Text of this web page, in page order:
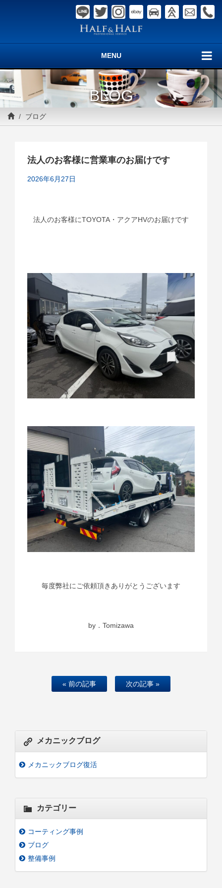
MENU
BLOG
ブログ
法人のお客様に営業車のお届けです
2026年6月27日
法人のお客様にTOYOTA・アクアHVのお届けです
毎度弊社にご依頼頂きありがとうございます
by．Tomizawa
« 前の記事 次の記事 »
メカニックブログ
メカニックブログ復活
カテゴリー
コーティング事例
ブログ
整備事例